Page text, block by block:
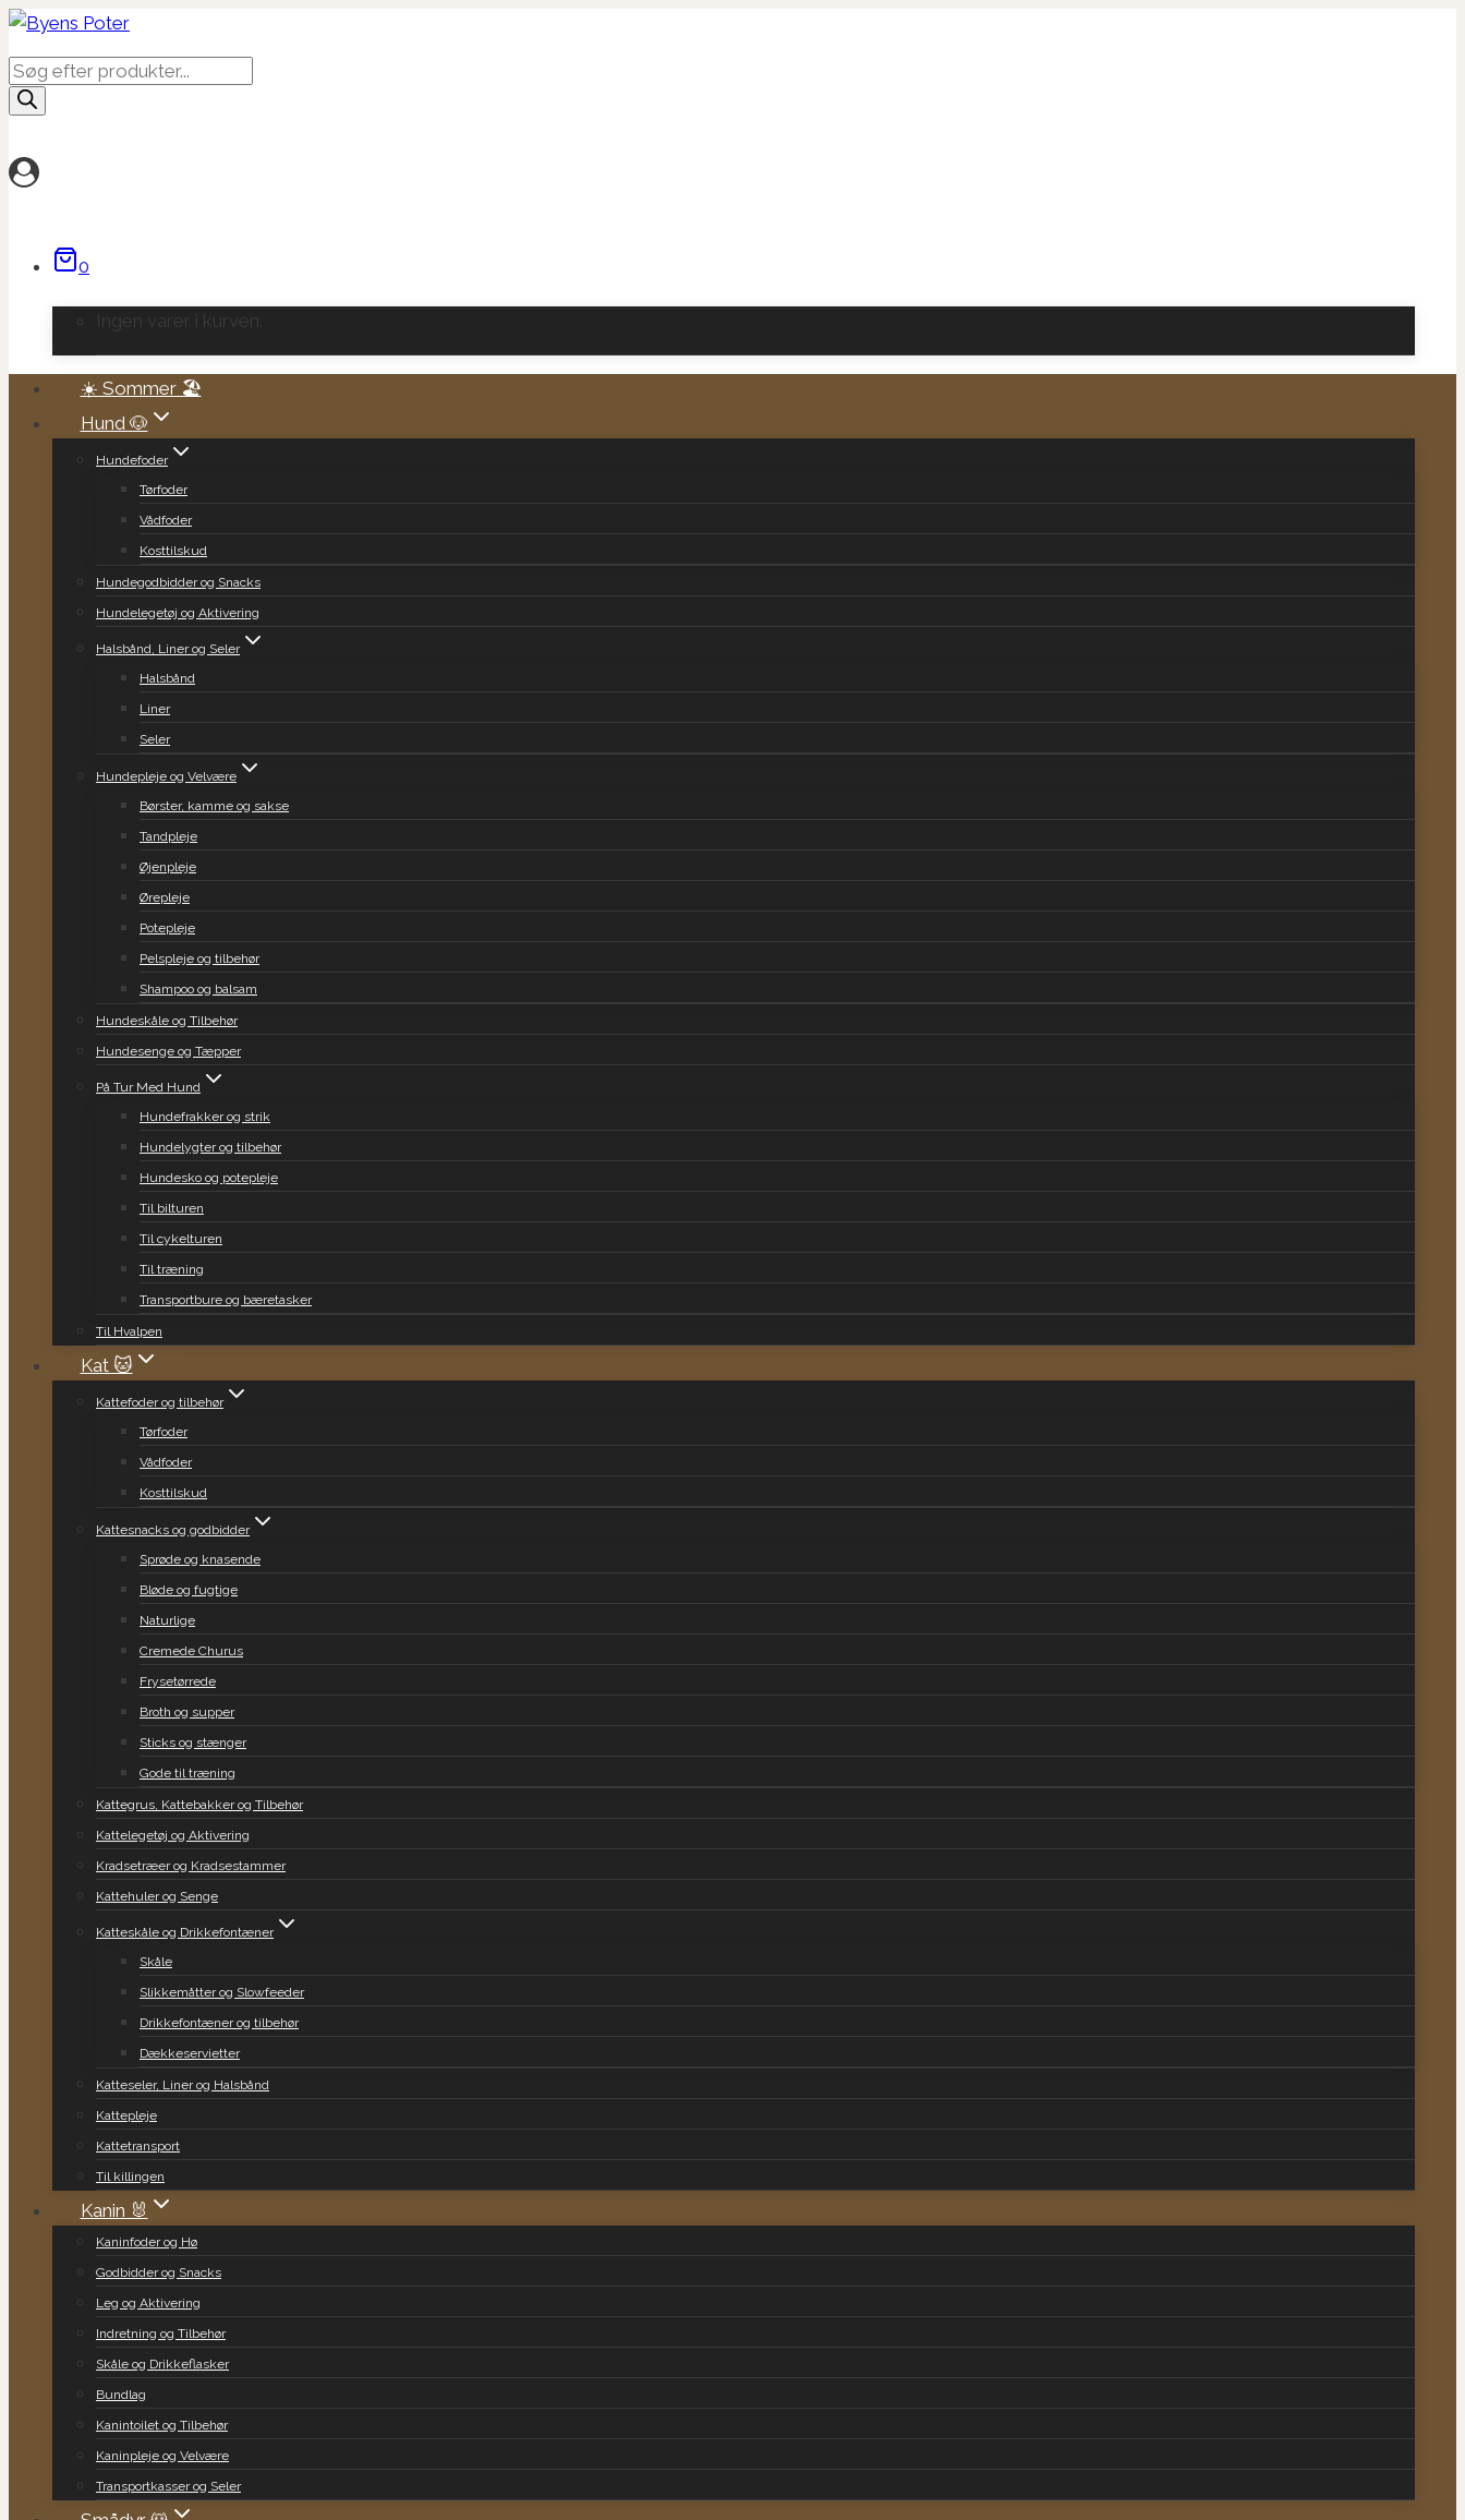
Fortsæt
til
indhold
Products
search
0
Ingen varer i kurven.
☀️ Sommer 🏖️
Hund 🐶
Hundefoder
Tørfoder
Vådfoder
Kosttilskud
Hundegodbidder og Snacks
Hundelegetøj og Aktivering
Halsbånd, Liner og Seler
Halsbånd
Liner
Seler
Hundepleje og Velvære
Børster, kamme og sakse
Tandpleje
Øjenpleje
Ørepleje
Potepleje
Pelspleje og tilbehør
Shampoo og balsam
Hundeskåle og Tilbehør
Hundesenge og Tæpper
På Tur Med Hund
Hundefrakker og strik
Hundelygter og tilbehør
Hundesko og potepleje
Til bilturen
Til cykelturen
Til træning
Transportbure og bæretasker
Til Hvalpen
Kat 🐱
Kattefoder og tilbehør
Tørfoder
Vådfoder
Kosttilskud
Kattesnacks og godbidder
Sprøde og knasende
Bløde og fugtige
Naturlige
Cremede Churus
Frysetørrede
Broth og supper
Sticks og stænger
Gode til træning
Kattegrus, Kattebakker og Tilbehør
Kattelegetøj og Aktivering
Kradsetræer og Kradsestammer
Kattehuler og Senge
Katteskåle og Drikkefontæner
Skåle
Slikkemåtter og Slowfeeder
Drikkefontæner og tilbehør
Dækkeservietter
Katteseler, Liner og Halsbånd
Kattepleje
Kattetransport
Til killingen
Kanin 🐰
Kaninfoder og Hø
Godbidder og Snacks
Leg og Aktivering
Indretning og Tilbehør
Skåle og Drikkeflasker
Bundlag
Kanintoilet og Tilbehør
Kaninpleje og Velvære
Transportkasser og Seler